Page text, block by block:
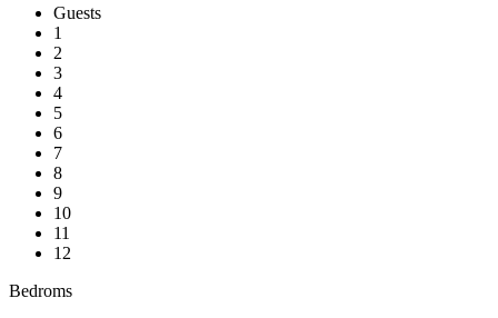
Guests
1
2
3
4
5
6
7
8
9
10
11
12
Bedroms